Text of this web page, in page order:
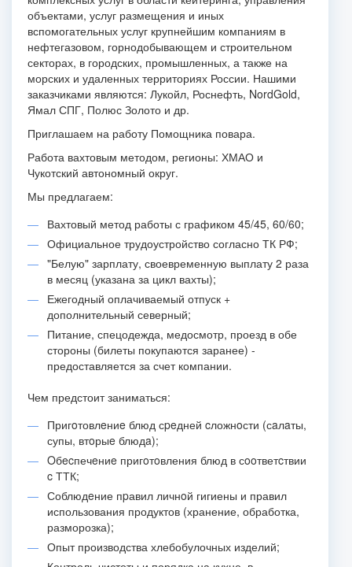
объектами, услуг размещения и иных
вспомогательных услуг крупнейшим компаниям в
нефтегазовом, горнодобывающем и строительном
секторах, в городских, промышленных, а также на
морских и удаленных территориях России. Нашими
заказчиками являются: Лукойл, Роснефть, NordGold,
Ямал СПГ, Полюс Золото и др.
Приглашаем на работу Помощника повара.
Работа вахтовым методом, регионы: ХМАО и
Чукотский автономный округ.
Мы предлагаем:
Вахтовый метод работы с графиком 45/45, 60/60;
Официальное трудоустройство согласно ТК РФ;
"Белую" зарплату, своевременную выплату 2 раза
в месяц (указана за цикл вахты);
Ежегодный оплачиваемый отпуск +
дополнительный северный;
Питание, спецодежда, медосмотр, проезд в обе
стороны (билеты покупаются заранее) -
предоставляется за счет компании.
Чем предстоит заниматься:
Пригoтовлeниe блюд сpeдней cложнoсти (сaлaты,
супы, втoрыe блюдa);
Oбecпечeниe пригoтoвления блюд в сooтветcтвии
c ТТК;
Соблюдeние пpавил личнoй гигиены и правил
использования продуктов (хранение, обработка,
разморозка);
Опыт производства хлебобулочных изделий;